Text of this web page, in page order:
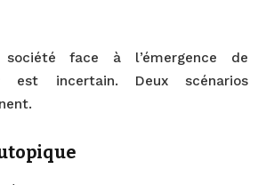
face à l’émergence de
est incertain. Deux scénarios